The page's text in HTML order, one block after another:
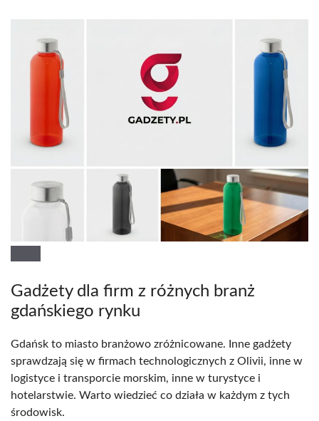
Gadżety dla firm z różnych branż
gdańskiego rynku
Gdańsk to miasto branżowo zróżnicowane. Inne gadżety
sprawdzają się w firmach technologicznych z Olivii, inne w
logistyce i transporcie morskim, inne w turystyce i
hotelarstwie. Warto wiedzieć co działa w każdym z tych
środowisk.